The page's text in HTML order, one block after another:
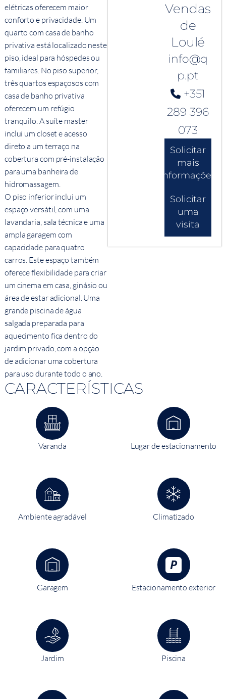
elétricas oferecem maior
conforto e privacidade. Um
quarto com casa de banho
privativa está localizado neste
piso, ideal para hóspedes ou
familiares. No piso superior,
três quartos espaçosos com
casa de banho privativa
oferecem um refúgio
tranquilo. A suíte master
inclui um closet e acesso
direto a um terraço na
cobertura com pré-instalação
para uma banheira de
hidromassagem.
O piso inferior inclui um
espaço versátil, com uma
lavandaria, sala técnica e uma
ampla garagem com
capacidade para quatro
carros. Este espaço também
oferece flexibilidade para criar
um cinema em casa, ginásio ou
área de estar adicional. Uma
grande piscina de água
salgada preparada para
aquecimento fica dentro do
jardim privado, com a opção
de adicionar uma cobertura
para uso durante todo o ano.
Vendas
de
Loulé
info@q
p.pt
+351
289 396
073
Solicitar
mais
informações
Solicitar
uma
visita
CARACTERÍSTICAS
Varanda Lugar de estacionamento
Ambiente agradável Climatizado
Garagem Estacionamento exterior
Jardim Piscina